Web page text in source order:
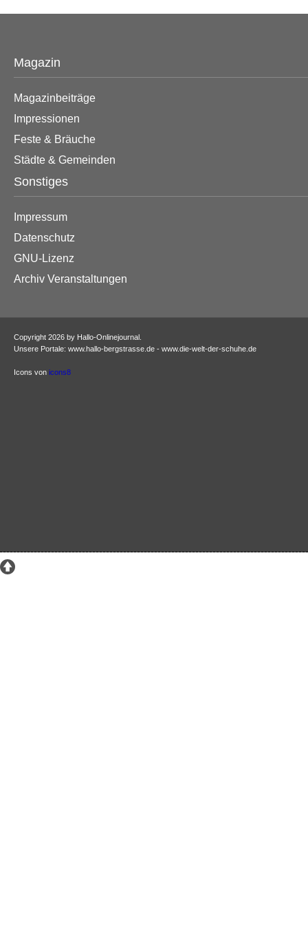
Magazin
Magazinbeiträge
Impressionen
Feste & Bräuche
Städte & Gemeinden
Sonstiges
Impressum
Datenschutz
GNU-Lizenz
Archiv Veranstaltungen
Copyright 2026 by Hallo-Onlinejournal.
Unsere Portale: www.hallo-bergstrasse.de - www.die-welt-der-schuhe.de
Icons von icons8